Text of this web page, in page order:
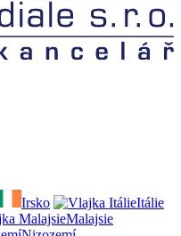
Irsko
Itálie
Malajsie